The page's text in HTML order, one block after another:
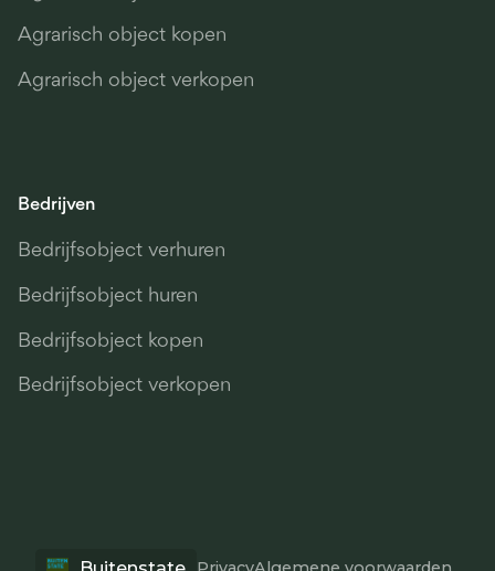
Agrarisch object kopen
Agrarisch object verkopen
Bedrijven
Bedrijfsobject verhuren
Bedrijfsobject huren
Bedrijfsobject kopen
Bedrijfsobject verkopen